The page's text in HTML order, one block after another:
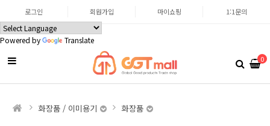
Powered by Translate
로그인 회원가입 마이쇼핑 1:1문의
0
화장품 / 이미용기 화장품